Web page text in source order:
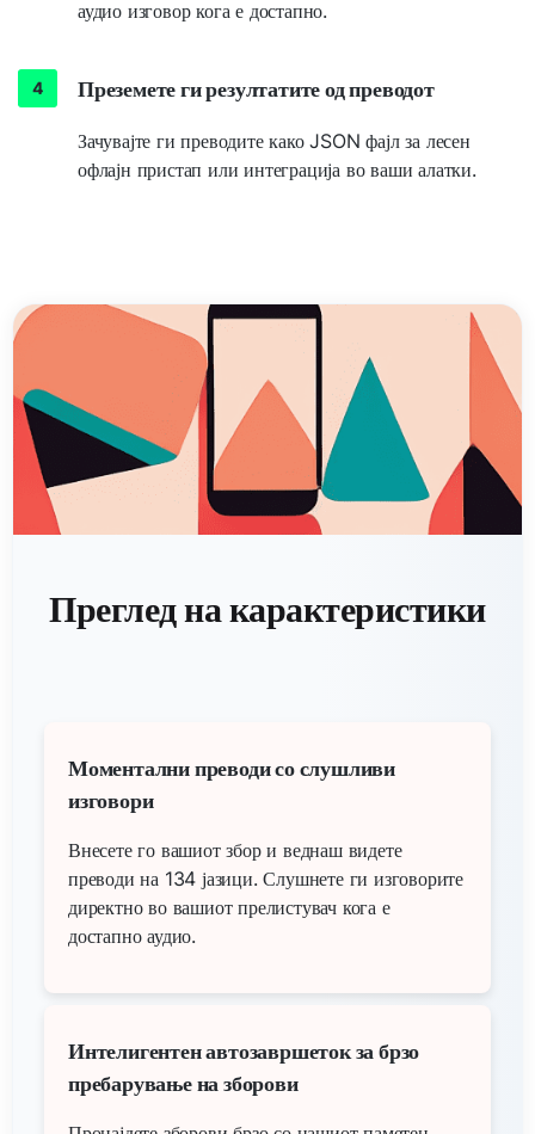
аудио изговор кога е достапно.
Преземете ги резултатите од преводот
Зачувајте ги преводите како JSON фајл за лесен
офлајн пристап или интеграција во ваши алатки.
Преглед на карактеристики
Моментални преводи со слушливи
изговори
Внесете го вашиот збор и веднаш видете
преводи на 134 јазици. Слушнете ги изговорите
директно во вашиот прелистувач кога е
достапно аудио.
Интелигентен автозавршеток за брзо
пребарување на зборови